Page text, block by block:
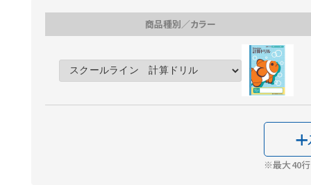
商品種別／カラー
※最大40行